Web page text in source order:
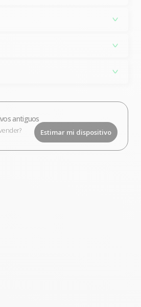
antiguos
Estimar mi dispositivo